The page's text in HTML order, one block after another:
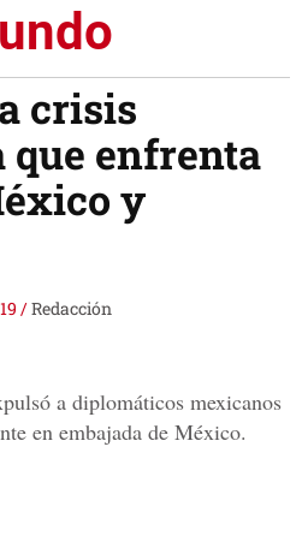
crisis
enfrenta
y
/Redacción
a diplomáticos mexicanos
en embajada de México.